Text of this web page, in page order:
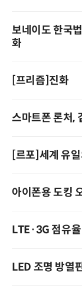
보네이도 한국
화
[프리즘]진화
스마트폰 론처,
[르포]세계 유
아이폰용 도킹
LTE·3G 점유
LED 조명 방열